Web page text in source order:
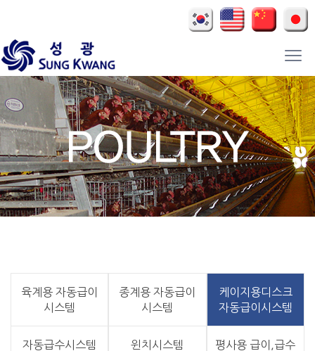
육계용 자동급이
시스템
종계용 자동급이
시스템
케이지용디스크
자동급이시스템
자동급수시스템 윈치시스템
평사용 급이,급수